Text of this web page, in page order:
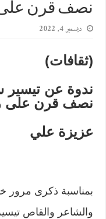
نصف قرن على
ديسمبر 4, 2022
(ثقافات)
ندوة عن تيسير
نصف قرن على
عزيزة علي
بمناسبة ذكرى مرور
والشاعر والقاص